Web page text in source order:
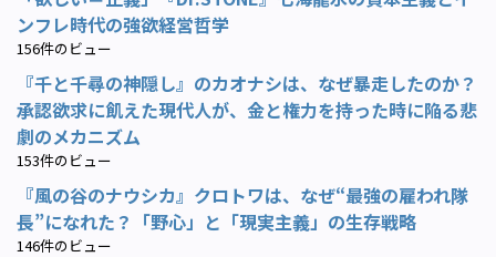
ンフレ時代の強欲経営哲学
156件のビュー
『千と千尋の神隠し』のカオナシは、なぜ暴走したのか？
承認欲求に飢えた現代人が、金と権力を持った時に陥る悲
劇のメカニズム
153件のビュー
『風の谷のナウシカ』クロトワは、なぜ“最強の雇われ隊
長”になれた？「野心」と「現実主義」の生存戦略
146件のビュー